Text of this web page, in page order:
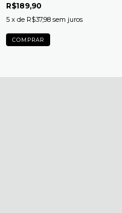
R$189,90
5 x de R$37,98 sem juros
COMPRAR